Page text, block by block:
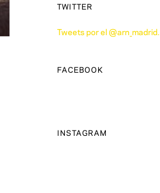
TWITTER
Tweets por el @arn_madrid.
FACEBOOK
INSTAGRAM